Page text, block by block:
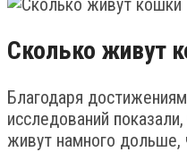
Сколько живут
Благодаря
исследований
живут намного